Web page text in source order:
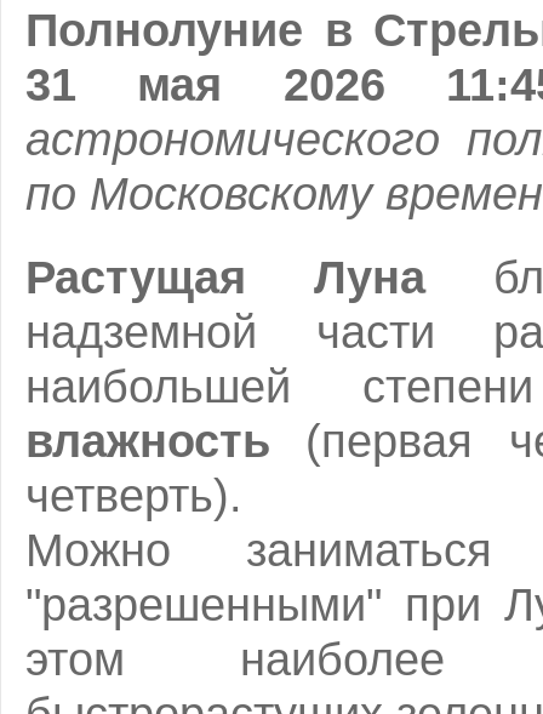
Полнолуние в
31 мая 2026
астрономического
по Московскому
Растущая Луна
надземной части
наибольшей
влажность (первая
четверть).
Можно
"разрешенными" при
этом